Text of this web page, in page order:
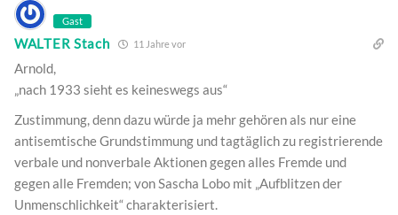
Gast
WALTER Stach 11 Jahre vor
Arnold,
„nach 1933 sieht es keineswegs aus“
Zustimmung, denn dazu würde ja mehr gehören als nur eine
antisemtische Grundstimmung und tagtäglich zu registrierende
verbale und nonverbale Aktionen gegen alles Fremde und
gegen alle Fremden; von Sascha Lobo mit „Aufblitzen der
Unmenschlichkeit“ charakterisiert.